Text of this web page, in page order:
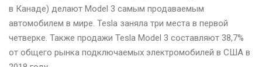
в Канаде) делают Model 3 самым продаваемым
автомобилем в мире. Tesla заняла три места в первой
четверке. Также продажи Tesla Model 3 составляют 38,7%
от общего рынка подключаемых электромобилей в США в